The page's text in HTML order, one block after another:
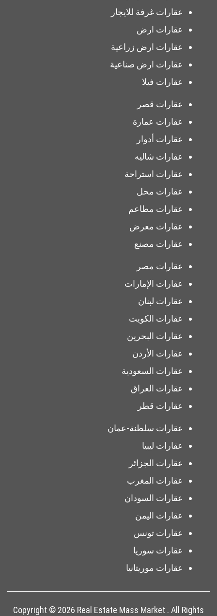
عقارات غرفة للايجار
عقارات ارض
عقارات ارض زراعية
عقارات ارض صناعية
عقارات فيلا
عقارات قصر
عقارات عمارة
عقارات أدوار
عقارات شاليه
عقارات استراحة
عقارات محل
عقارات مطاعم
عقارات معرض
عقارات مصنع
عقارات مصر
عقارات الإمارات
عقارات لبنان
عقارات الكويت
عقارات البحرين
عقارات الأردن
عقارات السعودية
عقارات العراق
عقارات قطر
عقارات سلطنة-عمان
عقارات ليبيا
عقارات الجزائر
عقارات المغرب
عقارات السودان
عقارات اليمن
عقارات تونس
عقارات سوريا
عقارات موريتانيا
Copyright © 2026 Real Estate Mass Market . All Rights